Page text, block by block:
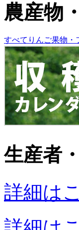
農産物
すべて りんご果物・
生産者
詳細は